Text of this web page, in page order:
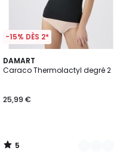
-15% DÈS 2*
DAMART
Caraco Thermolactyl degré 2
25,99 €
5
/
2
Couleurs
5
/